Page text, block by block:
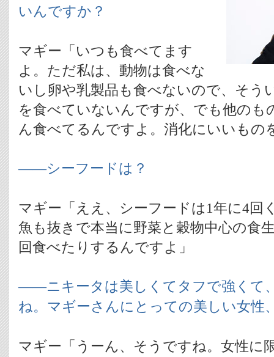
いんですか？
マギー「いつも食べてます
よ。ただ私は、動物は食べな
いし卵や乳製品も食べないので、そう
を食べていないんですが、でも他のも
ん食べてるんですよ。消化にいいもの
――シーフードは？
マギー「ええ、シーフードは1年に4回
魚も抜きで本当に野菜と穀物中心の食
回食べたりするんですよ」
――ニキータは美しくてタフで強くて
ね。マギーさんにとっての美しい女性
マギー「うーん、そうですね。女性に